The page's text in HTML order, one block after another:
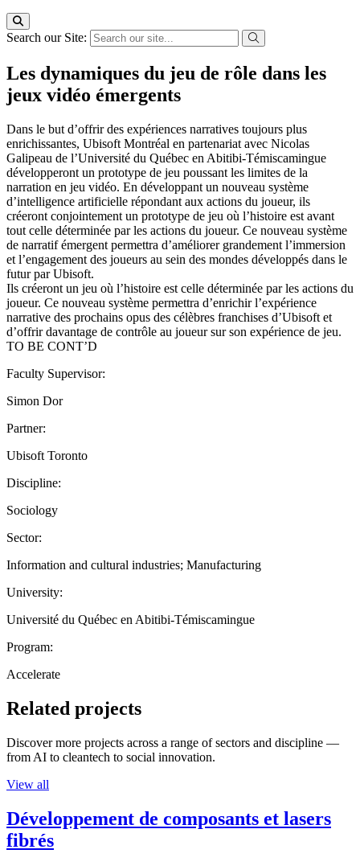
Search our Site:
Les dynamiques du jeu de rôle dans les
jeux vidéo émergents
Dans le but d’offrir des expériences narratives toujours plus
enrichissantes, Ubisoft Montréal en partenariat avec Nicolas
Galipeau de l’Université du Québec en Abitibi-Témiscamingue
développeront un prototype de jeu poussant les limites de la
narration en jeu vidéo. En développant un nouveau système
d’intelligence artificielle répondant aux actions du joueur, ils
créeront conjointement un prototype de jeu où l’histoire est avant
tout celle déterminée par les actions du joueur. Ce nouveau système
de narratif émergent permettra d’améliorer grandement l’immersion
et l’engagement des joueurs au sein des mondes développés dans le
futur par Ubisoft.
Ils créeront un jeu où l’histoire est celle déterminée par les actions du
joueur. Ce nouveau système permettra d’enrichir l’expérience
narrative des prochains opus des célèbres franchises d’Ubisoft et
d’offrir davantage de contrôle au joueur sur son expérience de jeu.
TO BE CONT’D
Faculty Supervisor:
Simon Dor
Partner:
Ubisoft Toronto
Discipline:
Sociology
Sector:
Information and cultural industries; Manufacturing
University:
Université du Québec en Abitibi-Témiscamingue
Program:
Accelerate
Related projects
Discover more projects across a range of sectors and discipline —
from AI to cleantech to social innovation.
View all
Développement de composants et lasers
fibrés